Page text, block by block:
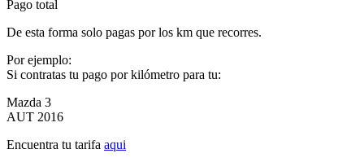
Pago total
De esta forma solo pagas por los km que recorres.
Por ejemplo:
Si contratas tu pago por kilómetro para tu:
Mazda 3
AUT 2016
Encuentra tu tarifa aqui